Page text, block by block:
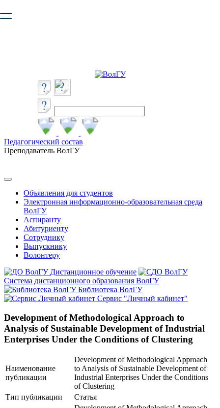
безопасную работу с сайтом. Пожалуйста
Педагогический состав
Преподаватель ВолГУ
Объявления для студентов
Электронная информационно-образовательная среда
ВолГУ
Аспиранту
Абитуриенту
Сотруднику
Выпускнику
Волонтеру
Дистанционное обучение
Система дистанционного образования ВолГУ
Библиотека ВолГУ
Сервис "Личный кабинет"
Development of Methodological Approach to
Analysis of Sustainable Development of Industrial
Enterprises Under the Conditions of Clustering
Наименование
публикации
Development of Methodological Approach
to Analysis of Sustainable Development of
Industrial Enterprises Under the Conditions
of Clustering
Тип публикации
Статья